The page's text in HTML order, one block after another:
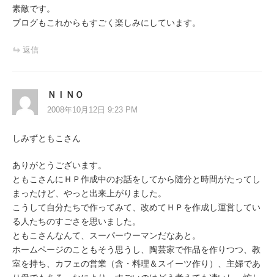
素敵です。
ブログもこれからもすごく楽しみにしています。
返信
ＮＩＮＯ
2008年10月12日 9:23 PM
しみずともこさん
ありがとうございます。
ともこさんにＨＰ作成中のお話をしてから随分と時間がたってし
まったけど、やっと出来上がりました。
こうして自分たちで作ってみて、改めてＨＰを作成し運営してい
る人たちのすごさを思いました。
ともこさんなんて、スーパーウーマンだなあと。
ホームページのこともそう思うし、陶芸家で作品を作りつつ、教
室を持ち、カフェの営業（含・料理＆スイーツ作り）、主婦であ